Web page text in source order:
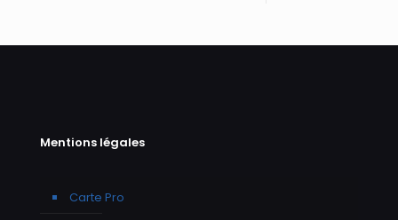
Mentions légales
Carte Pro